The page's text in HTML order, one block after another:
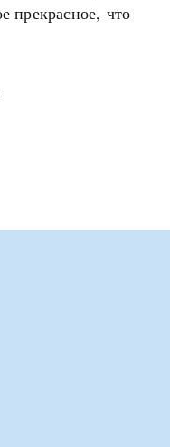
прекрасное, что